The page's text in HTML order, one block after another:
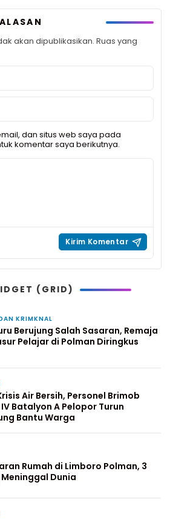
akan dipublikasikan. Ruas yang
dan situs web saya pada
komentar saya berikutnya.
(GRID)
KRIMKNAL
Berujung Salah Sasaran, Remaja
Pelajar di Polman Diringkus
Air Bersih, Personel Brimob
Batalyon A Pelopor Turun
Bantu Warga
Rumah di Limboro Polman, 3
Dunia